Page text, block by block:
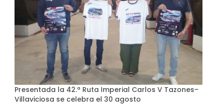
Presentada la 42.ª Ruta Imperial Carlos V Tazones–
Villaviciosa se celebra el 30 agosto